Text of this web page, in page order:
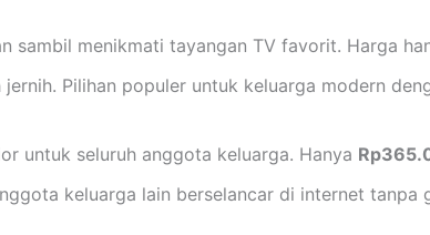
sambil menikmati tayangan TV favorit. Harga
Pilihan populer untuk keluarga modern
untuk seluruh anggota keluarga. Hanya
keluarga lain berselancar di internet tanpa